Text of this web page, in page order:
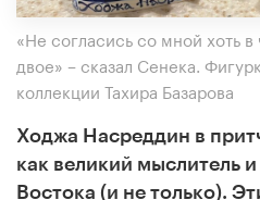
«Не согласись со мной хоть
двое» – сказал Сенека.
коллекции Тахира Базарова
Ходжа Насреддин в
как великий мыслитель
Востока (и не только).